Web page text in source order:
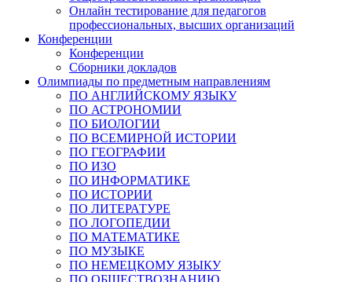
Онлайн тестирование для педагогов
профессиональных, высших организаций
Конференции
Конференции
Сборники докладов
Олимпиады по предметным направлениям
ПО АНГЛИЙСКОМУ ЯЗЫКУ
ПО АСТРОНОМИИ
ПО БИОЛОГИИ
ПО ВСЕМИРНОЙ ИСТОРИИ
ПО ГЕОГРАФИИ
ПО ИЗО
ПО ИНФОРМАТИКЕ
ПО ИСТОРИИ
ПО ЛИТЕРАТУРЕ
ПО ЛОГОПЕДИИ
ПО МАТЕМАТИКЕ
ПО МУЗЫКЕ
ПО НЕМЕЦКОМУ ЯЗЫКУ
ПО ОБЩЕСТВОЗНАНИЮ